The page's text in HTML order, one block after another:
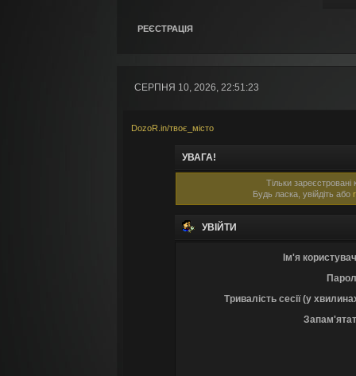
РЕЄСТРАЦІЯ
СЕРПНЯ 10, 2026, 22:51:23
DozoR.in/твоє_місто
УВАГА!
Тільки
Будь ласка, увійдіть або
УВІЙТИ
Ім'я
Тривалість сесії (у